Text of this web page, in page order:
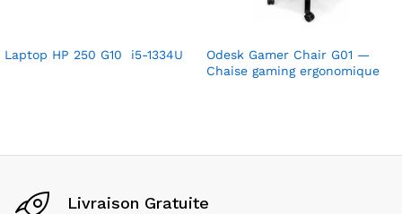
Laptop HP 250 G10 i5-1334U
Odesk Gamer Chair G01 —
Chaise gaming ergonomique
Livraison Gratuite